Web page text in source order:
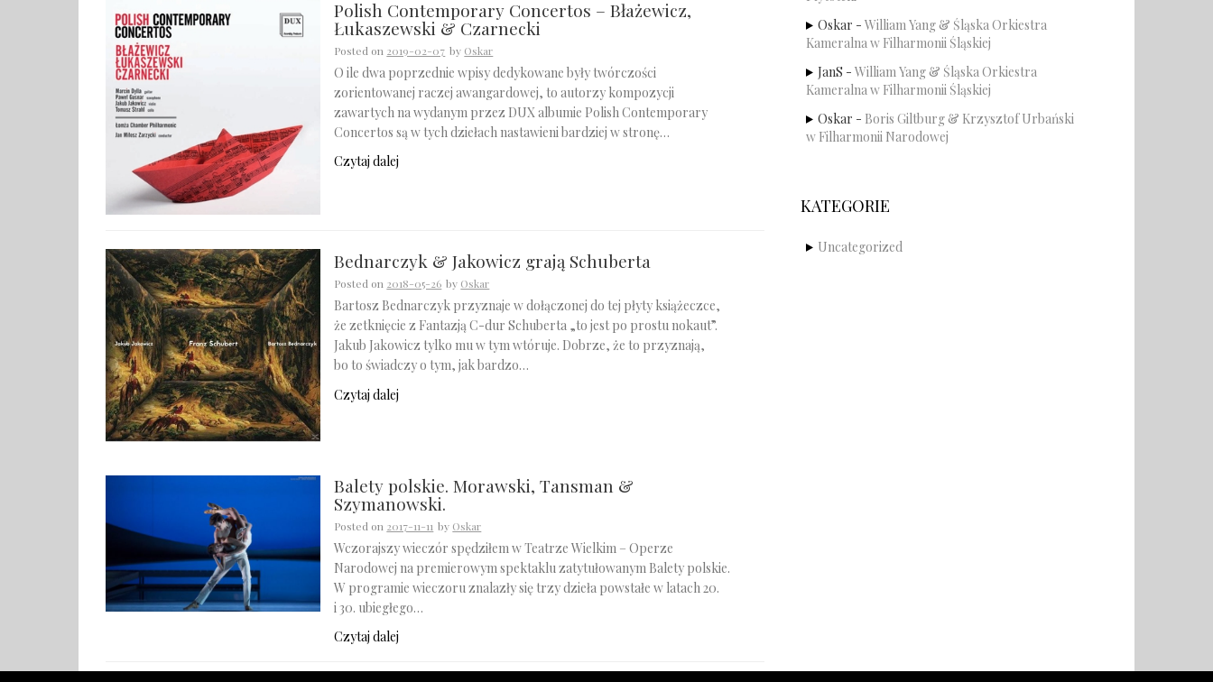
Polish Contemporary Concertos – Błażewicz,
Łukaszewski & Czarnecki
Posted on 2019-02-07 by Oskar
O ile dwa poprzednie wpisy dedykowane były twórczości
zorientowanej raczej awangardowej, to autorzy kompozycji
zawartych na wydanym przez DUX albumie Polish Contemporary
Concertos są w tych dziełach nastawieni bardziej w stronę…
Czytaj dalej
Bednarczyk & Jakowicz grają Schuberta
Posted on 2018-05-26 by Oskar
Bartosz Bednarczyk przyznaje w dołączonej do tej płyty książeczce,
że zetknięcie z Fantazją C-dur Schuberta „to jest po prostu nokaut”.
Jakub Jakowicz tylko mu w tym wtóruje. Dobrze, że to przyznają,
bo to świadczy o tym, jak bardzo…
Czytaj dalej
Balety polskie. Morawski, Tansman &
Szymanowski.
Posted on 2017-11-11 by Oskar
Wczorajszy wieczór spędziłem w Teatrze Wielkim – Operze
Narodowej na premierowym spektaklu zatytułowanym Balety polskie.
W programie wieczoru znalazły się trzy dzieła powstałe w latach 20.
i 30. ubiegłego…
Czytaj dalej
Oskar - William Yang & Śląska Orkiestra
Kameralna w Filharmonii Śląskiej
JanS - William Yang & Śląska Orkiestra
Kameralna w Filharmonii Śląskiej
Oskar - Boris Giltburg & Krzysztof Urbański
w Filharmonii Narodowej
KATEGORIE
Uncategorized